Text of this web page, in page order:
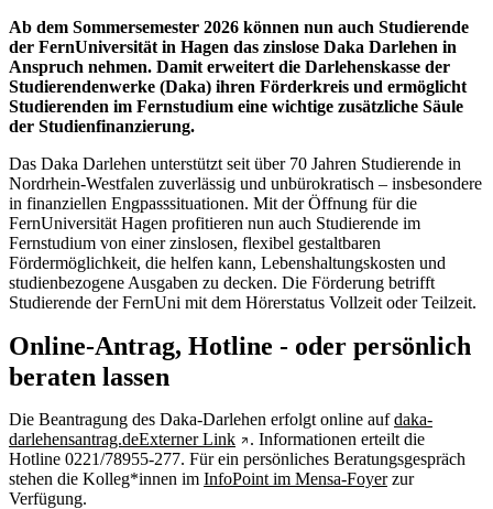
Ab dem Sommersemester 2026 können nun auch Studierende
der FernUniversität in Hagen das zinslose Daka Darlehen in
Anspruch nehmen. Damit erweitert die Darlehenskasse der
Studierendenwerke (Daka) ihren Förderkreis und ermöglicht
Studierenden im Fernstudium eine wichtige zusätzliche Säule
der Studienfinanzierung.
Das Daka Darlehen unterstützt seit über 70 Jahren Studierende in
Nordrhein-Westfalen zuverlässig und unbürokratisch – insbesondere
in finanziellen Engpasssituationen. Mit der Öffnung für die
FernUniversität Hagen profitieren nun auch Studierende im
Fernstudium von einer zinslosen, flexibel gestaltbaren
Fördermöglichkeit, die helfen kann, Lebenshaltungskosten und
studienbezogene Ausgaben zu decken. Die Förderung betrifft
Studierende der FernUni mit dem Hörerstatus Vollzeit oder Teilzeit.
Online-Antrag, Hotline - oder persönlich
beraten lassen
Die Beantragung des Daka-Darlehen erfolgt online aufdaka-
darlehensantrag.deExterner Link
. Informationen erteilt die
Hotline 0221/78955-277. Für ein persönliches Beratungsgespräch
stehen die Kolleg*innen im InfoPoint im Mensa-Foyerzur
Verfügung.